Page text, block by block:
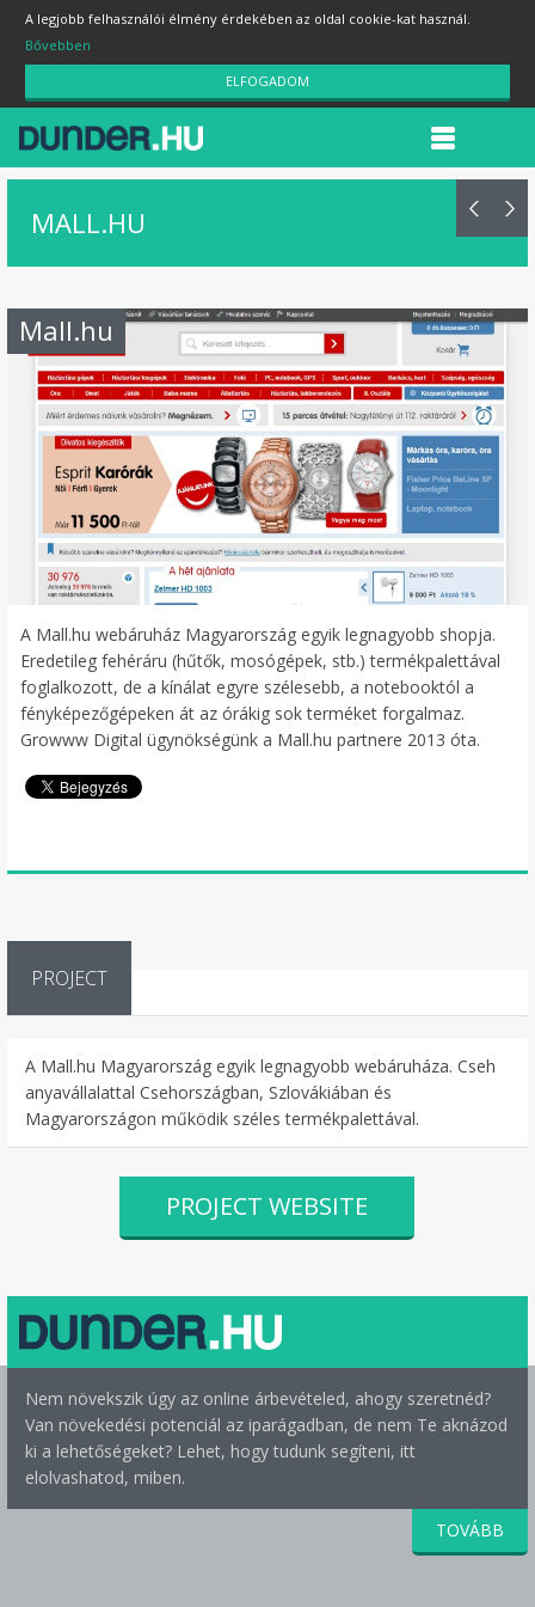
A legjobb felhasználói élmény érdekében az oldal cookie-kat használ.
Bővebben
ELFOGADOM
MALL.HU
Mall.hu
A Mall.hu webáruház Magyarország egyik legnagyobb shopja.
Eredetileg fehéráru (hűtők, mosógépek, stb.) termékpalettával
foglalkozott, de a kínálat egyre szélesebb, a notebooktól a
fényképezőgépeken át az órákig sok terméket forgalmaz.
Growww Digital ügynökségünk a Mall.hu partnere 2013 óta.
PROJECT
A Mall.hu Magyarország egyik legnagyobb webáruháza. Cseh
anyavállalattal Csehországban, Szlovákiában és
Magyarországon működik széles termékpalettával.
PROJECT WEBSITE
Nem növekszik úgy az online árbevételed, ahogy szeretnéd?
Van növekedési potenciál az iparágadban, de nem Te aknázod
ki a lehetőségeket? Lehet, hogy tudunk segíteni, itt
elolvashatod, miben.
TOVÁBB